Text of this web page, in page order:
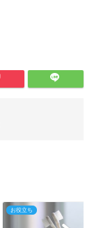
お役立ち